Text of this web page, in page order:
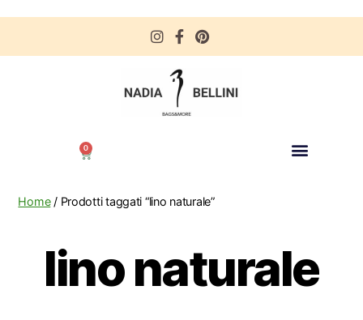
0
Home/ Prodotti taggati “lino naturale”
lino naturale